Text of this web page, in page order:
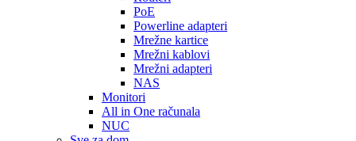
PoE
Powerline adapteri
Mrežne kartice
Mrežni kablovi
Mrežni adapteri
NAS
Monitori
All in One računala
NUC